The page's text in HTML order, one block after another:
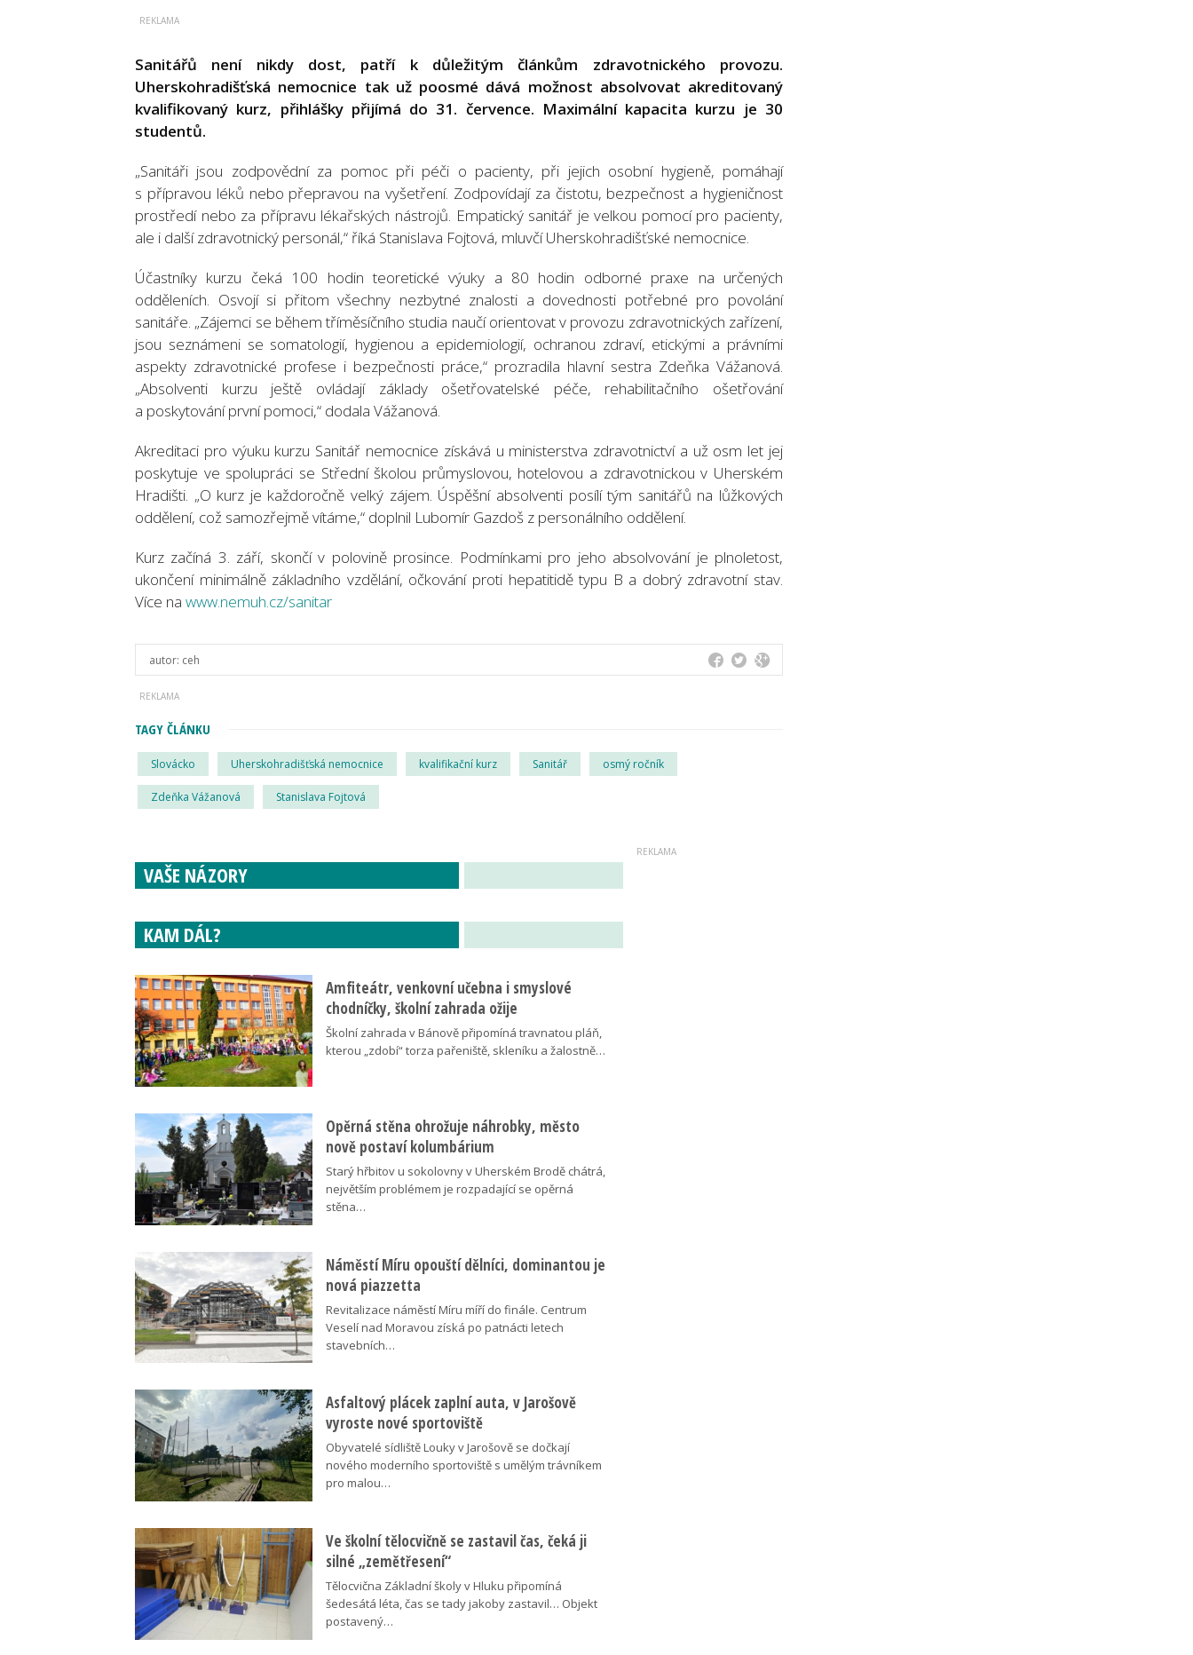
Sanitářů není nikdy dost, patří k důležitým článkům zdravotnického provozu.
Uherskohradišťská nemocnice tak už poosmé dává možnost absolvovat akreditovaný
kvalifikovaný kurz, přihlášky přijímá do 31. července. Maximální kapacita kurzu je 30
studentů.
„Sanitáři jsou zodpovědní za pomoc při péči o pacienty, při jejich osobní hygieně, pomáhají
s přípravou léků nebo přepravou na vyšetření. Zodpovídají za čistotu, bezpečnost a hygieničnost
prostředí nebo za přípravu lékařských nástrojů. Empatický sanitář je velkou pomocí pro pacienty,
ale i další zdravotnický personál,“ říká Stanislava Fojtová, mluvčí Uherskohradišťské nemocnice.
Účastníky kurzu čeká 100 hodin teoretické výuky a 80 hodin odborné praxe na určených
odděleních. Osvojí si přitom všechny nezbytné znalosti a dovednosti potřebné pro povolání
sanitáře. „Zájemci se během tříměsíčního studia naučí orientovat v provozu zdravotnických zařízení,
jsou seznámeni se somatologií, hygienou a epidemiologií, ochranou zdraví, etickými a právními
aspekty zdravotnické profese i bezpečnosti práce,“ prozradila hlavní sestra Zdeňka Vážanová.
„Absolventi kurzu ještě ovládají základy ošetřovatelské péče, rehabilitačního ošetřování
a poskytování první pomoci,“ dodala Vážanová.
Akreditaci pro výuku kurzu Sanitář nemocnice získává u ministerstva zdravotnictví a už osm let jej
poskytuje ve spolupráci se Střední školou průmyslovou, hotelovou a zdravotnickou v Uherském
Hradišti. „O kurz je každoročně velký zájem. Úspěšní absolventi posílí tým sanitářů na lůžkových
oddělení, což samozřejmě vítáme,“ doplnil Lubomír Gazdoš z personálního oddělení.
Kurz začíná 3. září, skončí v polovině prosince. Podmínkami pro jeho absolvování je plnoletost,
ukončení minimálně základního vzdělání, očkování proti hepatitidě typu B a dobrý zdravotní stav.
Více na www.nemuh.cz/sanitar
autor: ceh
TAGY ČLÁNKU
Slovácko Uherskohradišťská nemocnice kvalifikační kurz Sanitář osmý ročník
Zdeňka Vážanová Stanislava Fojtová
VAŠE NÁZORY
KAM DÁL?
Amfiteátr, venkovní učebna i smyslové
chodníčky, školní zahrada ožije
Školní zahrada v Bánově připomíná travnatou pláň,
kterou „zdobí“ torza pařeniště, skleníku a žalostně…
Opěrná stěna ohrožuje náhrobky, město
nově postaví kolumbárium
Starý hřbitov u sokolovny v Uherském Brodě chátrá,
největším problémem je rozpadající se opěrná
stěna…
Náměstí Míru opouští dělníci, dominantou je
nová piazzetta
Revitalizace náměstí Míru míří do finále. Centrum
Veselí nad Moravou získá po patnácti letech
stavebních…
Asfaltový plácek zaplní auta, v Jarošově
vyroste nové sportoviště
Obyvatelé sídliště Louky v Jarošově se dočkají
nového moderního sportoviště s umělým trávníkem
pro malou…
Ve školní tělocvičně se zastavil čas, čeká ji
silné „zemětřesení“
Tělocvična Základní školy v Hluku připomíná
šedesátá léta, čas se tady jakoby zastavil… Objekt
postavený…